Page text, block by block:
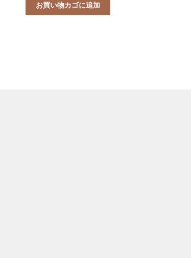
お買い物カゴに追加